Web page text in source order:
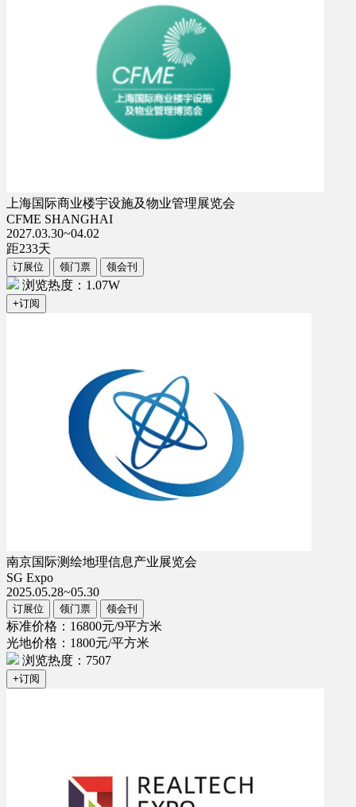
上海国际商业楼宇设施及物业管理展览会
CFME SHANGHAI
2027.03.30~04.02
距233天
订展位 领门票 领会刊
浏览热度：1.07W
+订阅
南京国际测绘地理信息产业展览会
SG Expo
2025.05.28~05.30
订展位 领门票 领会刊
标准价格：16800元/9平方米
光地价格：1800元/平方米
浏览热度：7507
+订阅